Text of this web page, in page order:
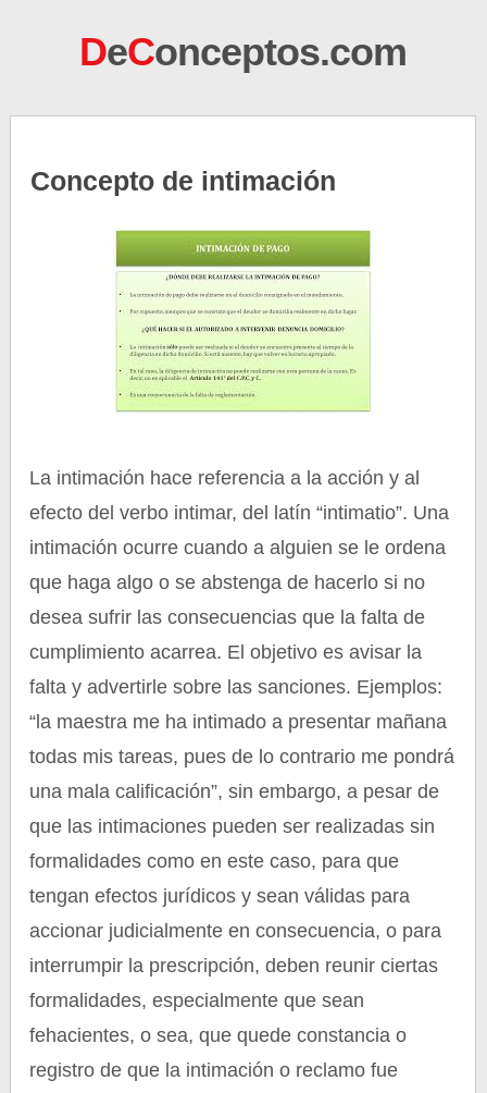
DeConceptos.com
Concepto de intimación
La intimación hace referencia a la acción y al
efecto del verbo intimar, del latín “intimatio”. Una
intimación ocurre cuando a alguien se le ordena
que haga algo o se abstenga de hacerlo si no
desea sufrir las consecuencias que la falta de
cumplimiento acarrea. El objetivo es avisar la
falta y advertirle sobre las sanciones. Ejemplos:
“la maestra me ha intimado a presentar mañana
todas mis tareas, pues de lo contrario me pondrá
una mala calificación”, sin embargo, a pesar de
que las intimaciones pueden ser realizadas sin
formalidades como en este caso, para que
tengan efectos jurídicos y sean válidas para
accionar judicialmente en consecuencia, o para
interrumpir la prescripción, deben reunir ciertas
formalidades, especialmente que sean
fehacientes, o sea, que quede constancia o
registro de que la intimación o reclamo fue